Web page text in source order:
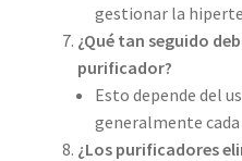
gestionar la
¿Qué tan seguido
purificador?
Esto depende del
generalmente cada
¿Los purificadores